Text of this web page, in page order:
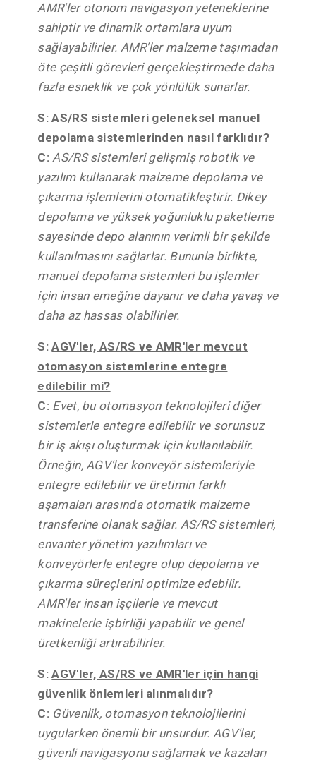
AMR'ler otonom navigasyon yeteneklerine
sahiptir ve dinamik ortamlara uyum
sağlayabilirler. AMR'ler malzeme taşımadan
öte çeşitli görevleri gerçekleştirmede daha
fazla esneklik ve çok yönlülük sunarlar.
S:AS/RS sistemleri geleneksel manuel
depolama sistemlerinden nasıl farklıdır?
C: AS/RS sistemleri gelişmiş robotik ve
yazılım kullanarak malzeme depolama ve
çıkarma işlemlerini otomatikleştirir. Dikey
depolama ve yüksek yoğunluklu paketleme
sayesinde depo alanının verimli bir şekilde
kullanılmasını sağlarlar. Bununla birlikte,
manuel depolama sistemleri bu işlemler
için insan emeğine dayanır ve daha yavaş ve
daha az hassas olabilirler.
S:AGV'ler, AS/RS ve AMR'ler mevcut
otomasyon sistemlerine entegre
edilebilir mi?
C: Evet, bu otomasyon teknolojileri diğer
sistemlerle entegre edilebilir ve sorunsuz
bir iş akışı oluşturmak için kullanılabilir.
Örneğin, AGV'ler konveyör sistemleriyle
entegre edilebilir ve üretimin farklı
aşamaları arasında otomatik malzeme
transferine olanak sağlar. AS/RS sistemleri,
envanter yönetim yazılımları ve
konveyörlerle entegre olup depolama ve
çıkarma süreçlerini optimize edebilir.
AMR'ler insan işçilerle ve mevcut
makinelerle işbirliği yapabilir ve genel
üretkenliği artırabilirler.
S:AGV'ler, AS/RS ve AMR'ler için hangi
güvenlik önlemleri alınmalıdır?
C: Güvenlik, otomasyon teknolojilerini
uygularken önemli bir unsurdur. AGV'ler,
güvenli navigasyonu sağlamak ve kazaları